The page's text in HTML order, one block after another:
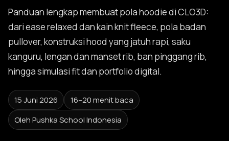
Panduan lengkap membuat pola hoodie di CLO3D:
dari ease relaxed dan kain knit fleece, pola badan
pullover, konstruksi hood yang jatuh rapi, saku
kanguru, lengan dan manset rib, ban pinggang rib,
hingga simulasi fit dan portfolio digital.
15 Juni 2026
16–20 menit baca
Oleh Pushka School Indonesia